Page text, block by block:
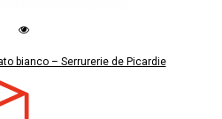
bianco – Serrurerie de Picardie